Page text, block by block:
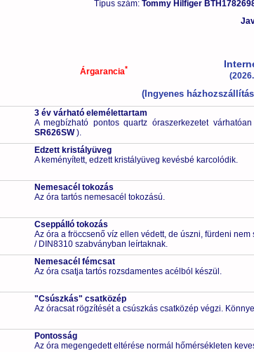
Típus szám: Tommy Hilfiger
Árgarancia*
(Ingyenes
3 év várható elemélettartam
A megbízható pontos quartz óraszerkezetet
SR626SW).
Edzett kristályüveg
A keményített, edzett kristályüveg kevésbé karcolódik.
Nemesacél tokozás
Az óra tartós nemesacél tokozású.
Cseppálló tokozás
Az óra a fröccsenő víz ellen védett, de úszni, fürdeni
/ DIN8310 szabványban leírtaknak.
Nemesacél fémcsat
Az óra csatja tartós rozsdamentes acélból készül.
"Csúszkás" csatközép
Az óracsat rögzítését a csúszkás csatközép végzi.
Pontosság
Az óra megengedett eltérése normál hőmérsékleten